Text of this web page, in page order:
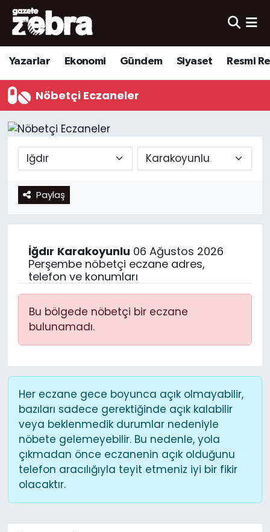
Yazarlar Ekonomi Gündem Siyaset Resmi
Nöbetçi Eczaneler
Paylaş
İğdır Karakoyunlu 06 Ağustos 2026
Perşembe nöbetçi eczane adres,
telefon ve konumları
Bu bölgede nöbetçi bir eczane
bulunamadı.
Her eczane gece boyunca açık olmayabilir,
bazıları sadece gerektiğinde açık kalabilir
veya beklenmedik durumlar nedeniyle
nöbete gelemeyebilir. Bu nedenle, yola
çıkmadan önce eczanenin açık olduğunu
telefon aracılığıyla teyit etmeniz iyi bir fikir
olacaktır.
Yazarlar
Ekonomi
Kültür-Sanat
Yerel
Spor
Nöbetçi Eczaneler
Hava Durumu
Trafik Durumu
Süper Lig Puan Durumu ve Fikstür
Tüm Manşetler
Son Dakika Haberleri